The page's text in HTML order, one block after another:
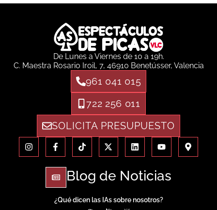
De Lunes a Viernes de 10 a 19h.
C. Maestra Rosario Iroil, 7, 46910 Benetússer, Valencia
961 041 015
722 256 011
SOLICITA PRESUPUESTO
Blog de Noticias
¿Qué dicen las IAs sobre nosotros?